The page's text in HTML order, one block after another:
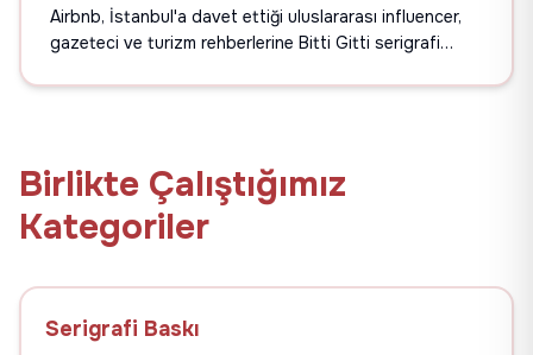
Airbnb, İstanbul'a davet ettiği uluslararası influencer,
gazeteci ve turizm rehberlerine Bitti Gitti serigrafi
farklı renk ve pozisyonlamalarda Airbnb logosunu
Birlikte Çalıştığımız
Kategoriler
Serigrafi Baskı